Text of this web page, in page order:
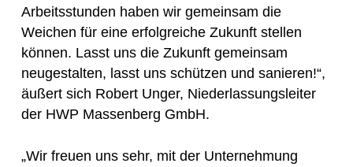
Arbeitsstunden haben wir gemeinsam die
Weichen für eine erfolgreiche Zukunft stellen
können. Lasst uns die Zukunft gemeinsam
neugestalten, lasst uns schützen und sanieren!“,
äußert sich Robert Unger, Niederlassungsleiter
der HWP Massenberg GmbH.
„Wir freuen uns sehr, mit der Unternehmung